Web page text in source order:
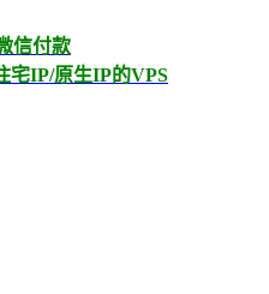
信付款
宅IP/原生IP的VPS